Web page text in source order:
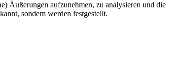
Äußerungen aufzunehmen, zu analysieren und die
sondern werden festgestellt.